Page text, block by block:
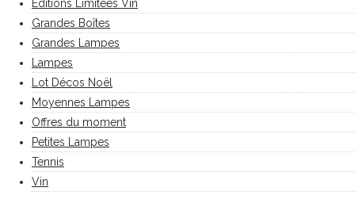
Éditions Limitées Vin
Grandes Boîtes
Grandes Lampes
Lampes
Lot Décos Noël
Moyennes Lampes
Offres du moment
Petites Lampes
Tennis
Vin